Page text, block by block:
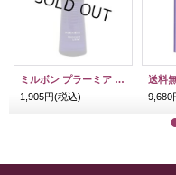
ミルボン プラーミア モイスチュアリフター 100ml
1,905円(税込)
9,680